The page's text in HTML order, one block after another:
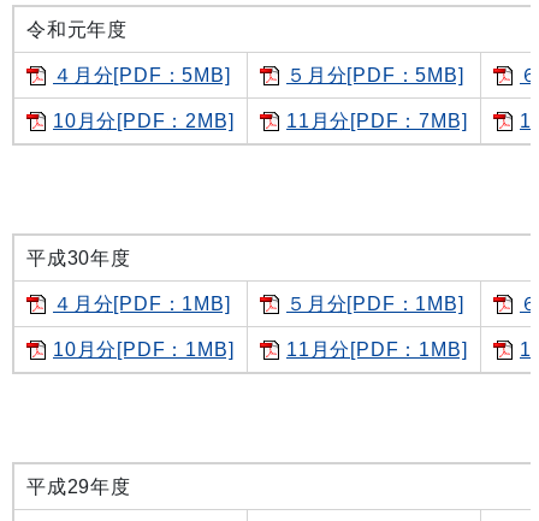
令和元年度
４月分[PDF：5MB] ５月分[PDF：5MB]
10月分[PDF：2MB] 11月分[PDF：7MB]
平成30年度
４月分[PDF：1MB] ５月分[PDF：1MB]
10月分[PDF：1MB] 11月分[PDF：1MB]
平成29年度